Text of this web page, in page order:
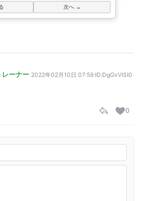
次へ →
レーナー 2022年02月10日 07:59 ID:DgGvVISI0
0